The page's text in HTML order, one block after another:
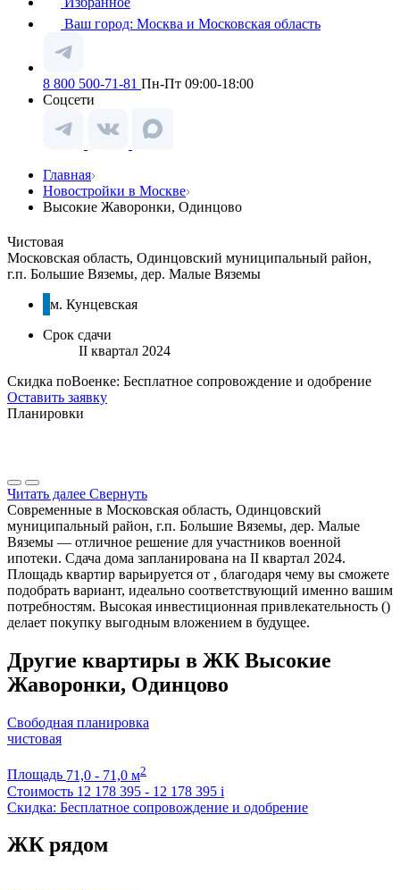
Ваш город: Москва и Московская область
8 800 500-71-81 Пн-Пт 09:00-18:00
Соцсети
Главная
Новостройки в Москве
Высокие Жаворонки, Одинцово
Чистовая
Московская область, Одинцовский муниципальный район,
г.п. Большие Вяземы, дер. Малые Вяземы
м. Кунцевская
Срок сдачи
II квартал 2024
Скидка поВоенке: Бесплатное сопровождение и одобрение
Оставить заявку
Планировки
Читать далее Свернуть
Современные в Московская область, Одинцовский
муниципальный район, г.п. Большие Вяземы, дер. Малые
Вяземы — отличное решение для участников военной
ипотеки. Сдача дома запланирована на II квартал 2024.
Площадь квартир варьируется от , благодаря чему вы сможете
подобрать вариант, идеально соответствующий именно вашим
потребностям. Высокая инвестиционная привлекательность ()
делает покупку выгодным вложением в будущее.
Другие квартиры в ЖК Высокие
Жаворонки, Одинцово
Свободная планировка
чистовая
Площадь 71,0 - 71,0 м2
Стоимость 12 178 395 - 12 178 395 i
Скидка: Бесплатное сопровождение и одобрение
ЖК рядом